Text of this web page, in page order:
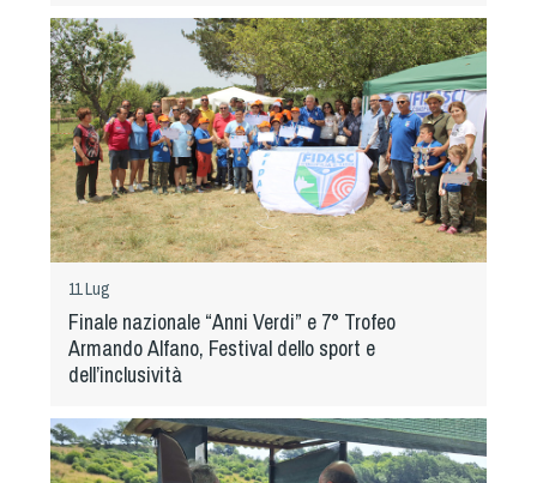
11 Lug
Finale nazionale “Anni Verdi” e 7° Trofeo
Armando Alfano, Festival dello sport e
dell’inclusività
Sleddog